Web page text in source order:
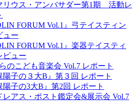
リウス・アンバサダー第1期 活動レ
FORUM Vol.1』弓テイスティン
ュー
FORUM Vol.1』楽器テイスティ
ビュー
のこども音楽会 Vol.7 レポート
陽子の３大B』第３回 レポート
陽子の3大B』第2回 レポート
レアス・ポスト鑑定会&展示会 Vol.7